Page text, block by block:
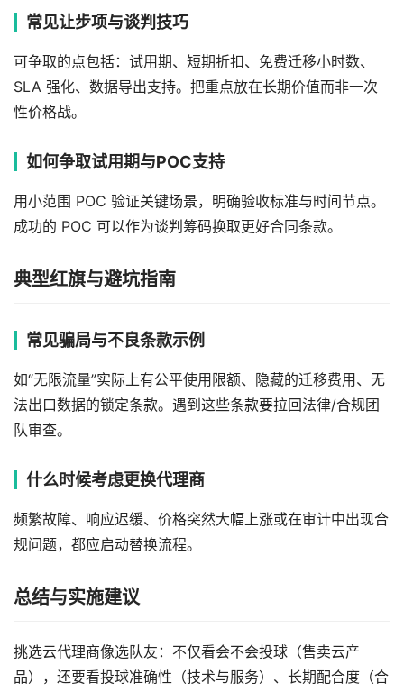
常见让步项与谈判技巧
可争取的点包括：试用期、短期折扣、免费迁移小时数、
SLA 强化、数据导出支持。把重点放在长期价值而非一次
性价格战。
如何争取试用期与POC支持
用小范围 POC 验证关键场景，明确验收标准与时间节点。
成功的 POC 可以作为谈判筹码换取更好合同条款。
典型红旗与避坑指南
常见骗局与不良条款示例
如“无限流量”实际上有公平使用限额、隐藏的迁移费用、无
法出口数据的锁定条款。遇到这些条款要拉回法律/合规团
队审查。
什么时候考虑更换代理商
频繁故障、响应迟缓、价格突然大幅上涨或在审计中出现合
规问题，都应启动替换流程。
总结与实施建议
挑选云代理商像选队友：不仅看会不会投球（售卖云产
品），还要看投球准确性（技术与服务）、长期配合度（合